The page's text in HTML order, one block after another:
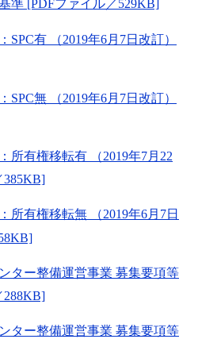
準 [PDFファイル／529KB]
SPC有 （2019年6月7日改訂）
SPC無 （2019年6月7日改訂）
所有権移転有 （2019年7月22
385KB]
所有権移転無 （2019年6月7日
ター整備運営事業 募集要項等
288KB]
ター整備運営事業 募集要項等